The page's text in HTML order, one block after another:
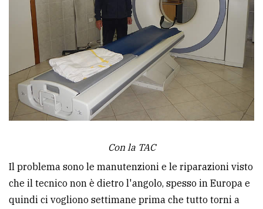
Con la TAC
Il problema sono le manutenzioni e le riparazioni visto
che il tecnico non è dietro l'angolo, spesso in Europa e
quindi ci vogliono settimane prima che tutto torni a